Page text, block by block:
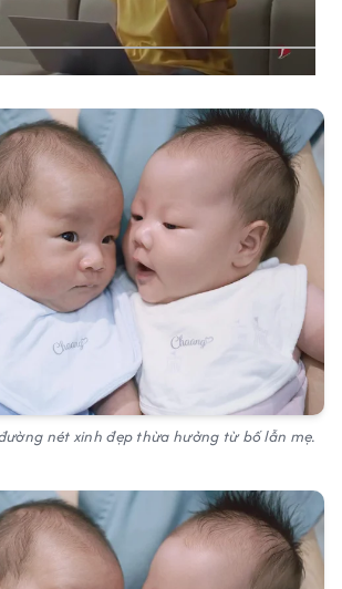
nét xinh đẹp thừa hưởng từ bố lẫn mẹ.